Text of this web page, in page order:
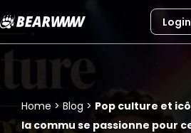
Aller
au
Login
Home > Blog > Pop culture et
la commu se passionne pour